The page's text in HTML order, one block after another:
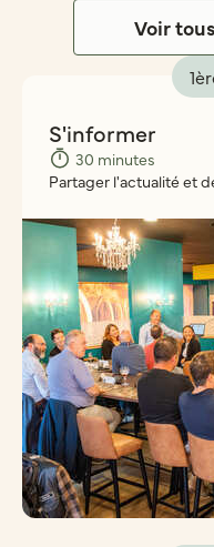
Voir
S'informer
30 minutes
Partager l'actualité et